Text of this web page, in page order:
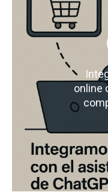
online